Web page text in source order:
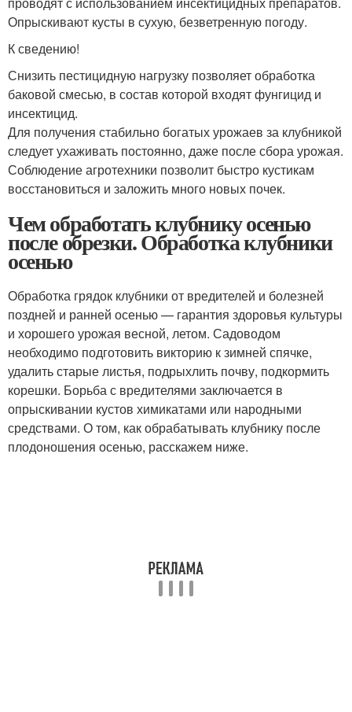
Опрыскивают кусты в сухую, безветренную погоду.
К сведению!
Снизить пестицидную нагрузку позволяет обработка
баковой смесью, в состав которой входят фунгицид и
инсектицид.
Для получения стабильно богатых урожаев за клубникой
следует ухаживать постоянно, даже после сбора урожая.
Соблюдение агротехники позволит быстро кустикам
восстановиться и заложить много новых почек.
Чем обработать клубнику осенью
после обрезки. Обработка клубники
осенью
Обработка грядок клубники от вредителей и болезней
поздней и ранней осенью — гарантия здоровья культуры
и хорошего урожая весной, летом. Садоводом
необходимо подготовить викторию к зимней спячке,
удалить старые листья, подрыхлить почву, подкормить
корешки. Борьба с вредителями заключается в
опрыскивании кустов химикатами или народными
средствами. О том, как обрабатывать клубнику после
плодоношения осенью, расскажем ниже.